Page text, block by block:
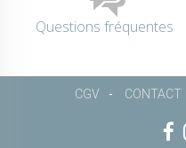
Questions fréquentes
CGV CONTACT